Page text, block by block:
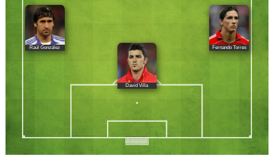
Fernando Torres
Raúl González
David Villa